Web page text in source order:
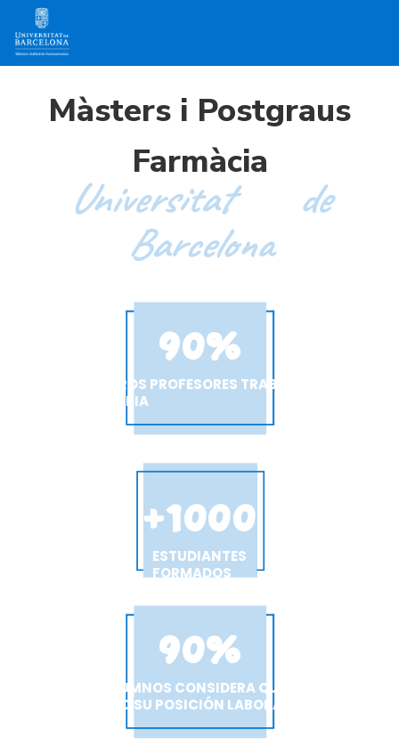
Màsters i Postgraus
Farmàcia
Universitat de
Barcelona
DE NUESTROS PROFESORES TRABAJAN EN
LA INDUSTRIA
90%
ESTUDIANTES
FORMADOS
+1000
DE LOS ALUMNOS CONSIDERA QUE HA
MEJORADO SU POSICIÓN LABORAL
90%